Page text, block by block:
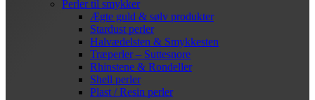
Perler til smykker
Ægte guld & sølv produkter
Stardust perler
Halvædelsten & Smykkesten
Træperler – Suttesnore
Rhinstene & Rondeller
Shell perler
Plast / Resin perler